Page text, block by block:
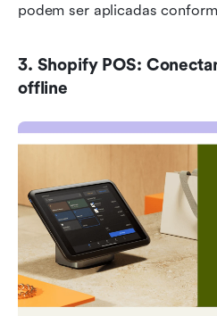
podem ser aplicadas
3. Shopify POS:
offline